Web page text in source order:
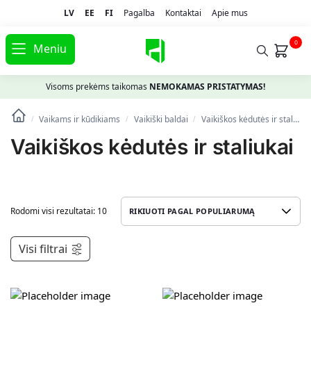
LV EE FI Pagalba Kontaktai Apie mus
Meniu 0
Visoms prekėms taikomas NEMOKAMAS PRISTATYMAS!
/ Vaikams ir kūdikiams / Vaikiški baldai / Vaikiškos kėdutės ir staliukai
Vaikiškos kėdutės ir staliukai
Rodomi visi rezultatai: 10
Visi filtrai